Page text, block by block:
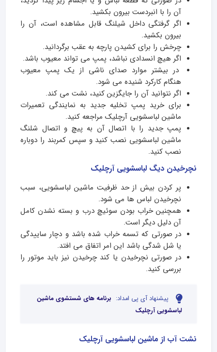
آن را با انبردست بیرون بکشید.
اگر گرفتگی داخل شیلنگ قابل مشاهده است، آن را
بیرون بکشید.
چرخش را برای کشیدن پارچه به عقب برگردانید.
اگر هیچ انسدادی نباشد، پمپ می تواند معیوب باشد.
در بیشتر موارد صدای ناشی از یک پمپ معیوب
هنگام کارکرد شنیده می شود.
اگر نتوانید آن را جایگزین کنید، نشت می کند.
برای خرید پمپ تخلیه جدید به نمایندگی تعمیرات
ماشین لباسشویی آرچلیک مراجعه کنید.
پمپ جدید را با اتصال آن به پیچ و اتصال شلنگ
ماشین لباسشویی نصب کنید و سپس کمربند را دوباره
نصب کنید.
نچرخیدن دیگ لباسشویی آرچلیک
پر کردن بیش از حد ظرفیت ماشین لباسشویی، سبب
نچرخیدن لباس ها می شود.
همچنین خراب بودن سوئیچ درب و بسته نشدن کامل
آن دلیل دیگر است.
در صورتی که تسمه خراب شده باشد و دچار ساییدگی
یا شل شدگی باشد این امر اتفاق می افتد.
در صورتی نچرخیدن یا کند چرخیدن نیز باید موتور را
بررسی کنید.
پیشنهاد آی پی امداد: برنامه های شستشوی ماشین
لباسشویی آرچلیک
نشت آب از ماشین لباسشویی آرچلیک